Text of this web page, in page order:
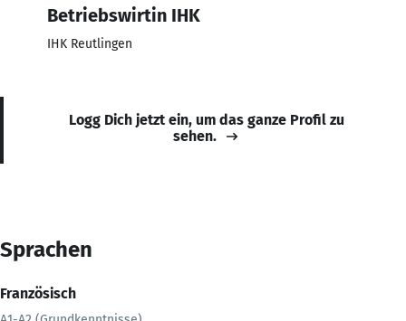
Betriebswirtin IHK
IHK Reutlingen
Logg Dich jetzt ein, um das ganze Profil zu
sehen.
Sprachen
Französisch